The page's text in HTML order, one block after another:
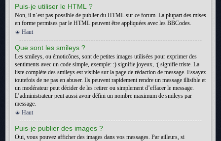
Puis-je utiliser le HTML ?
Non, il n’est pas possible de publier du HTML sur ce forum. La plupart des mises
en forme permises par le HTML peuvent être appliquées avec les BBCodes.
Haut
Que sont les smileys ?
Les smileys, ou émoticônes, sont de petites images utilisées pour exprimer des
sentiments avec un code simple, exemple: :) signifie joyeux, :( signifie triste. La
liste complète des smileys est visible sur la page de rédaction de message. Essayez
toutefois de ne pas en abuser. Ils peuvent rapidement rendre un message illisible et
un modérateur peut décider de les retirer ou simplement d’effacer le message.
L’administrateur peut aussi avoir défini un nombre maximum de smileys par
message.
Haut
Puis-je publier des images ?
Oui, vous pouvez afficher des images dans vos messages. Par ailleurs, si